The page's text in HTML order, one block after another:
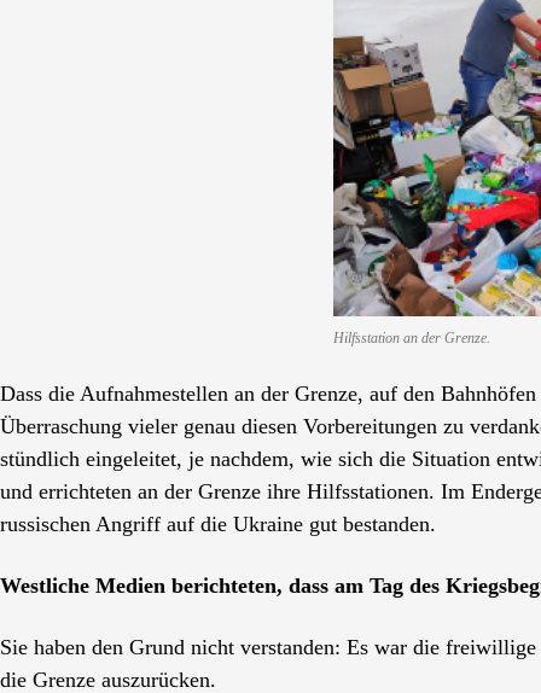
Hilfsstation an der Grenze.
Dass die Aufnahmestellen an der Grenze, auf den
Überraschung vieler genau diesen Vorbereitungen zu
stündlich eingeleitet, je nachdem, wie sich die Situation
und errichteten an der Grenze ihre Hilfsstationen. Im
russischen Angriff auf die Ukraine gut bestanden.
Westliche Medien berichteten, dass am Tag des
Sie haben den Grund nicht verstanden: Es war die
die Grenze auszurücken.